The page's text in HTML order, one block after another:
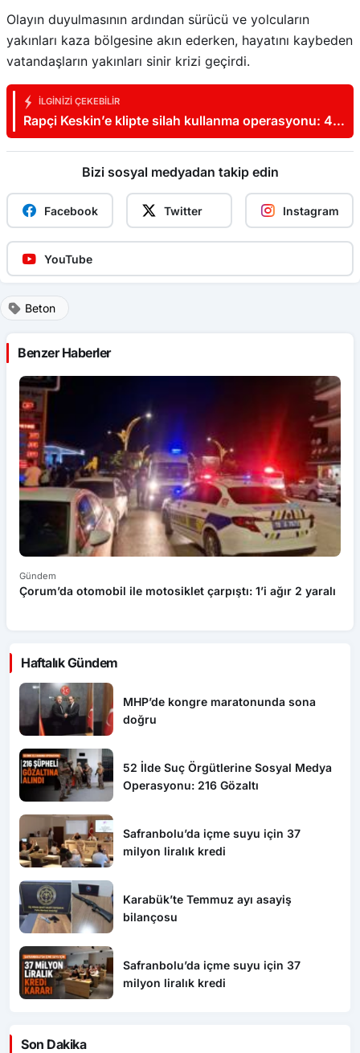
Olayın duyulmasının ardından sürücü ve yolcuların
yakınları kaza bölgesine akın ederken, hayatını kaybeden
vatandaşların yakınları sinir krizi geçirdi.
İLGINIZI ÇEKEBILIR
Rapçi Keskin’e klipte silah kullanma operasyonu: 4
gözaltı
Bizi sosyal medyadan takip edin
Facebook Twitter Instagram
YouTube
Beton
Benzer Haberler
Gündem
Çorum’da otomobil ile motosiklet çarpıştı: 1’i ağır 2 yaralı
Haftalık Gündem
MHP’de kongre maratonunda sona
doğru
52 İlde Suç Örgütlerine Sosyal Medya
Operasyonu: 216 Gözaltı
Safranbolu’da içme suyu için 37
milyon liralık kredi
Karabük’te Temmuz ayı asayiş
bilançosu
Safranbolu’da içme suyu için 37
milyon liralık kredi
Son Dakika